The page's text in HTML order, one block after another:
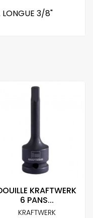
LONGUE 3/8"
KRAFTWERK
6 PANS...
KRAFTWERK